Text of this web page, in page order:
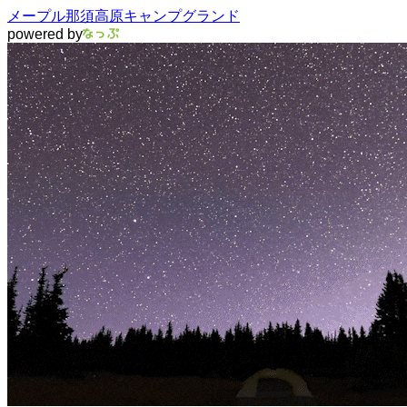
メープル那須高原キャンプグランド
powered by